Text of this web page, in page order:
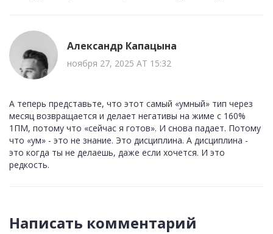
Александр Капацына
ноября 27, 2025 AT 15:32
А теперь представьте, что этот самый «умный» тип через
месяц возвращается и делает негативы на жиме с 160%
1ПМ, потому что «сейчас я готов». И снова падает. Потому
что «ум» - это не знание. Это дисциплина. А дисциплина -
это когда ты не делаешь, даже если хочется. И это
редкость.
Написать комментарий